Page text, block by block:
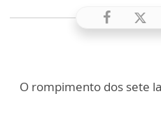
O rompimento dos sete